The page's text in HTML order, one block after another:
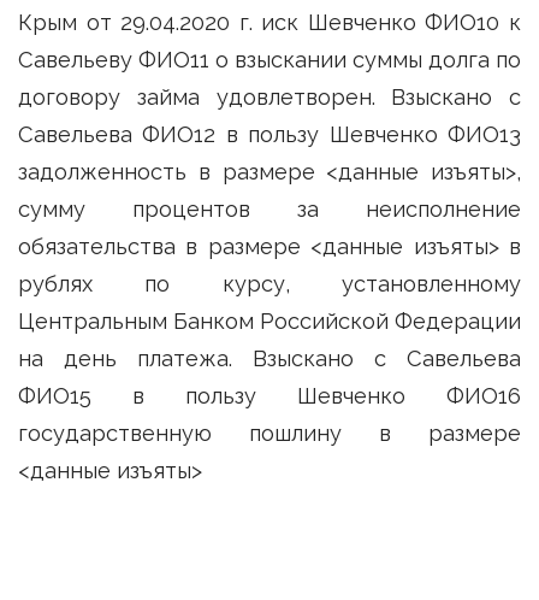
Крым от 29.04.2020 г. иск Шевченко ФИО10 к
Савельеву ФИО11 о взыскании суммы долга по
договору займа удовлетворен. Взыскано с
Савельева ФИО12 в пользу Шевченко ФИО13
задолженность в размере <данные изъяты>,
сумму процентов за неисполнение
обязательства в размере <данные изъяты> в
рублях по курсу, установленному
Центральным Банком Российской Федерации
на день платежа. Взыскано с Савельева
ФИО15 в пользу Шевченко ФИО16
государственную пошлину в размере
<данные изъяты>